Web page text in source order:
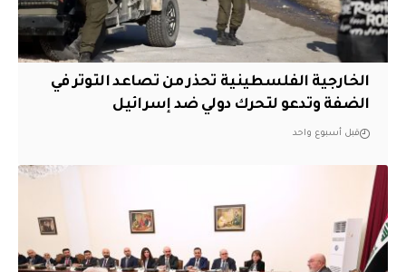
الخارجية الفلسطينية تحذر من تصاعد التوتر في
الضفة وتدعو لتحرك دولي ضد إسرائيل
قبل أسبوع واحد